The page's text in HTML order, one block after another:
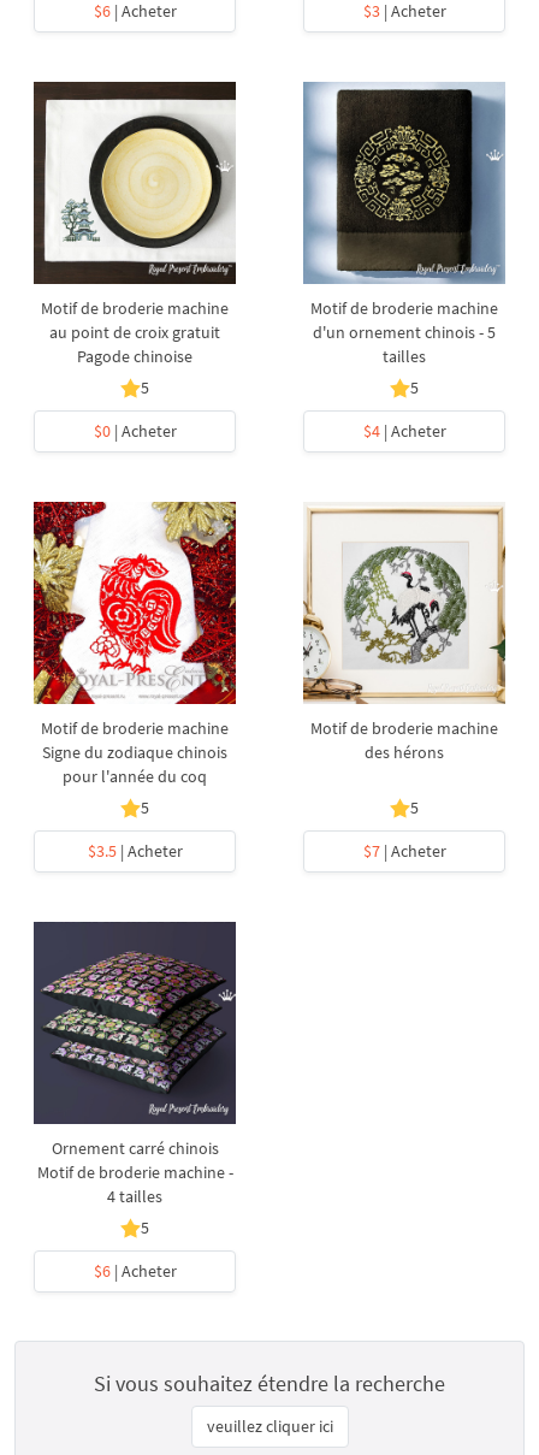
$6| Acheter
$3| Acheter
Motif de broderie machine
au point de croix gratuit
Pagode chinoise
5
$0| Acheter
Motif de broderie machine
d'un ornement chinois - 5
tailles
5
$4| Acheter
Motif de broderie machine
Signe du zodiaque chinois
pour l'année du coq
5
$3.5| Acheter
Motif de broderie machine
des hérons
5
$7| Acheter
Ornement carré chinois
Motif de broderie machine -
4 tailles
5
$6| Acheter
Si vous souhaitez étendre la recherche
veuillez cliquer ici